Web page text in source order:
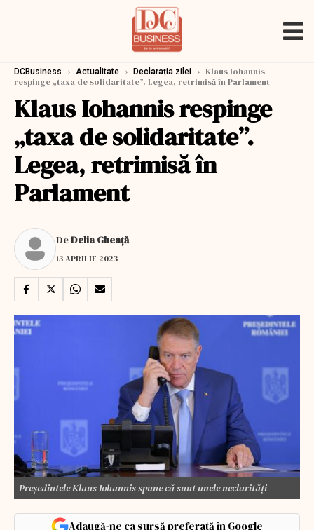
DCBusiness › Actualitate › Declarația zilei › Klaus Iohannis
respinge „taxa de solidaritate”. Legea, retrimisă în Parlament
Klaus Iohannis respinge
„taxa de solidaritate”.
Legea, retrimisă în
Parlament
DeDelia Gheață
13 APRILIE 2023
Președintele Klaus Iohannis spune că sunt unele neclarități
Adaugă-ne ca sursă preferată în Google